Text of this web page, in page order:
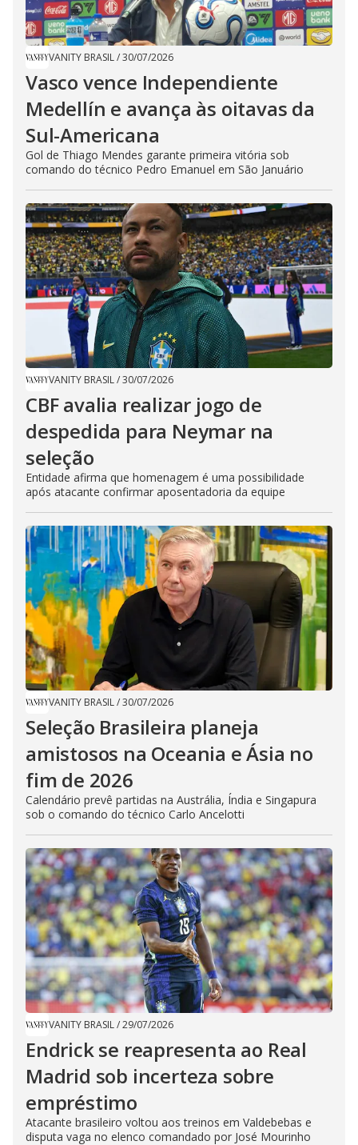
VANITY BRASIL/30/07/2026
Vasco vence Independiente
Medellín e avança às oitavas da
Sul-Americana
Gol de Thiago Mendes garante primeira vitória sob
comando do técnico Pedro Emanuel em São Januário
VANITY BRASIL/30/07/2026
CBF avalia realizar jogo de
despedida para Neymar na
seleção
Entidade afirma que homenagem é uma possibilidade
após atacante confirmar aposentadoria da equipe
VANITY BRASIL/30/07/2026
Seleção Brasileira planeja
amistosos na Oceania e Ásia no
fim de 2026
Calendário prevê partidas na Austrália, Índia e Singapura
sob o comando do técnico Carlo Ancelotti
VANITY BRASIL/29/07/2026
Endrick se reapresenta ao Real
Madrid sob incerteza sobre
empréstimo
Atacante brasileiro voltou aos treinos em Valdebebas e
disputa vaga no elenco comandado por José Mourinho